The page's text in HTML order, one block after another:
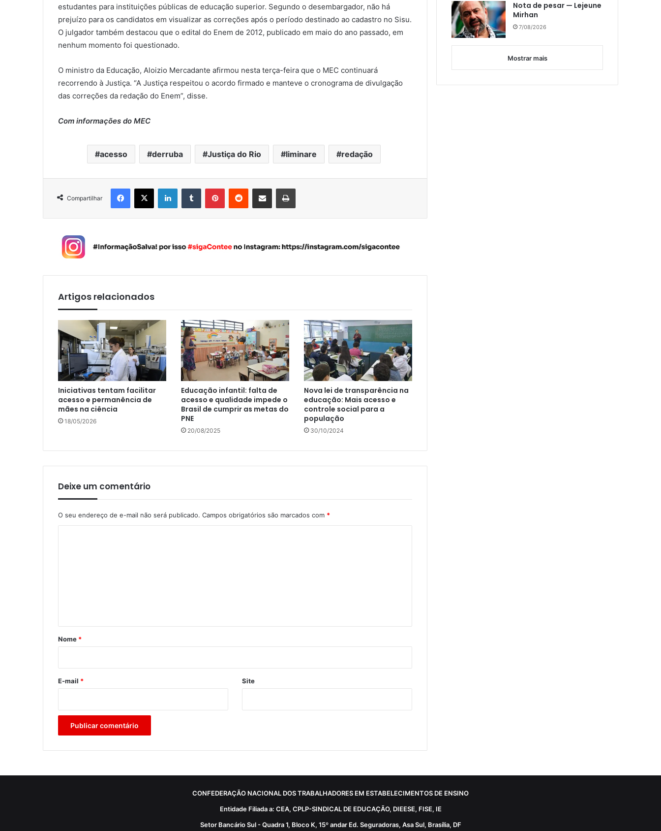
estudantes para instituições públicas de educação superior. Segundo o desembargador, não há
prejuízo para os candidatos em visualizar as correções após o período destinado ao cadastro no Sisu.
O julgador também destacou que o edital do Enem de 2012, publicado em maio do ano passado, em
nenhum momento foi questionado.
O ministro da Educação, Aloizio Mercadante afirmou nesta terça-feira que o MEC continuará
recorrendo à Justiça. “A Justiça respeitou o acordo firmado e manteve o cronograma de divulgação
das correções da redação do Enem”, disse.
Com informações do MEC
acesso derruba Justiça do Rio liminare redação
Compartilhar
Artigos relacionados
Iniciativas tentam facilitar
acesso e permanência de
mães na ciência
18/05/2026
Educação infantil: falta de
acesso e qualidade impede o
Brasil de cumprir as metas do
PNE
20/08/2025
Nova lei de transparência na
educação: Mais acesso e
controle social para a
população
30/10/2024
Deixe um comentário
O seu endereço de e-mail não será publicado. Campos obrigatórios são marcados com *
r
*
Nome *
E-mail * Site
Nota de pesar — Lejeune
Mirhan
7/08/2026
Mostrar mais
CONFEDERAÇÃO NACIONAL DOS TRABALHADORES EM ESTABELECIMENTOS DE ENSINO
Entidade Filiada a: CEA, CPLP-SINDICAL DE EDUCAÇÃO, DIEESE, FISE, IE
Setor Bancário Sul - Quadra 1, Bloco K, 15º andar Ed. Seguradoras, Asa Sul, Brasília, DF